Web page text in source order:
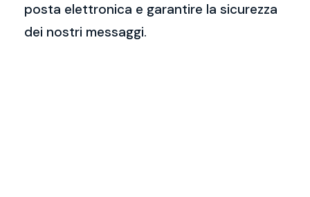
posta elettronica e garantire la sicurezza
dei nostri messaggi.